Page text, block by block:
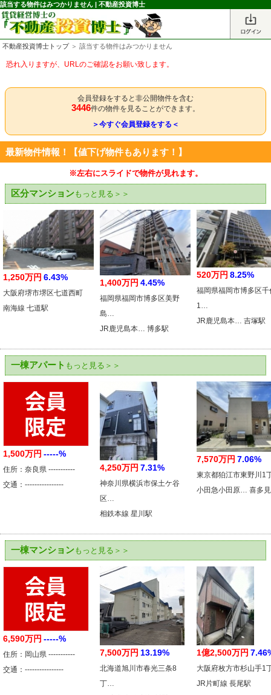
該当する物件はみつかりません | 不動産投資博士
不動産投資博士トップ＞ 該当する物件はみつかりません
恐れ入りますが、URLのご確認をお願い致します。
会員登録をすると非公開物件を含む
3446件の物件を見ることができます。
＞今すぐ会員登録をする＜
最新物件情報！【値下げ物件もあります！】
※左右にスライドで物件が見れます。
区分マンションもっと見る＞＞
1,250万円 6.43%
大阪府堺市堺区七道西町
南海線 七道駅
1,400万円 4.45%
福岡県福岡市博多区美野
島…
JR鹿児島本… 博多駅
520万円 8.25%
福岡県福岡市博多区千
1…
JR鹿児島本… 吉塚駅
一棟アパート もっと見る＞＞
1,500万円 -----%
住所：奈良県 -----------
交通：----------------
4,250万円 7.31%
神奈川県横浜市保土ケ谷
区…
相鉄本線 星川駅
7,570万円 7.06%
東京都狛江市東野川1
小田急小田原… 喜多
一棟マンションもっと見る＞＞
6,590万円 -----%
住所：岡山県 -----------
交通：----------------
7,500万円 13.19%
北海道旭川市春光三条8
丁…
1億2,500万円
大阪府枚方市杉山手1
JR片町線 長尾駅